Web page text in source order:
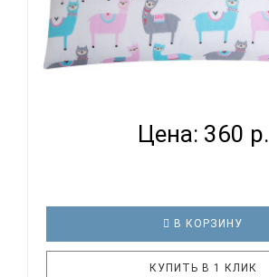
Цена: 360 р.
В КОРЗИНУ
КУПИТЬ В 1 КЛИК